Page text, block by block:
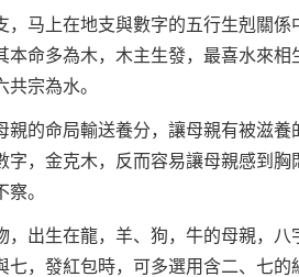
，马上在地支與數字的五行生剋關
本命多為木，木主生發，最喜水來相
共宗為水。
親的命局輸送養分，讓母親有被滋
字，金克木，反而容易讓母親感到
。
，出生在龍，羊、狗，牛的母親，
七，發紅包時，可多選用含二、七